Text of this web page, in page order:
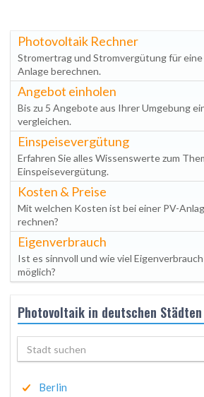
Photovoltaik Rechner
Stromertrag und Stromvergütung für eine
Anlage berechnen.
Angebot einholen
Bis zu 5 Angebote aus Ihrer Umgebung
vergleichen.
Einspeisevergütung
Erfahren Sie alles Wissenswerte zum
Einspeisevergütung.
Kosten & Preise
Mit welchen Kosten ist bei einer PV-
rechnen?
Eigenverbrauch
Ist es sinnvoll und wie viel
möglich?
Photovoltaik in deutschen Städten
Berlin